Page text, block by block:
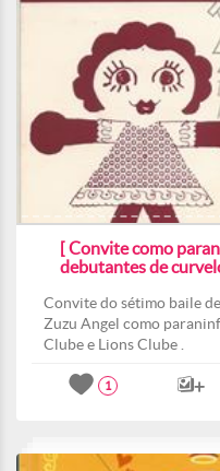
[ Convite como
debutantes de
Convite do sétimo baile
Zuzu Angel como
Clube e Lions Clube .
1